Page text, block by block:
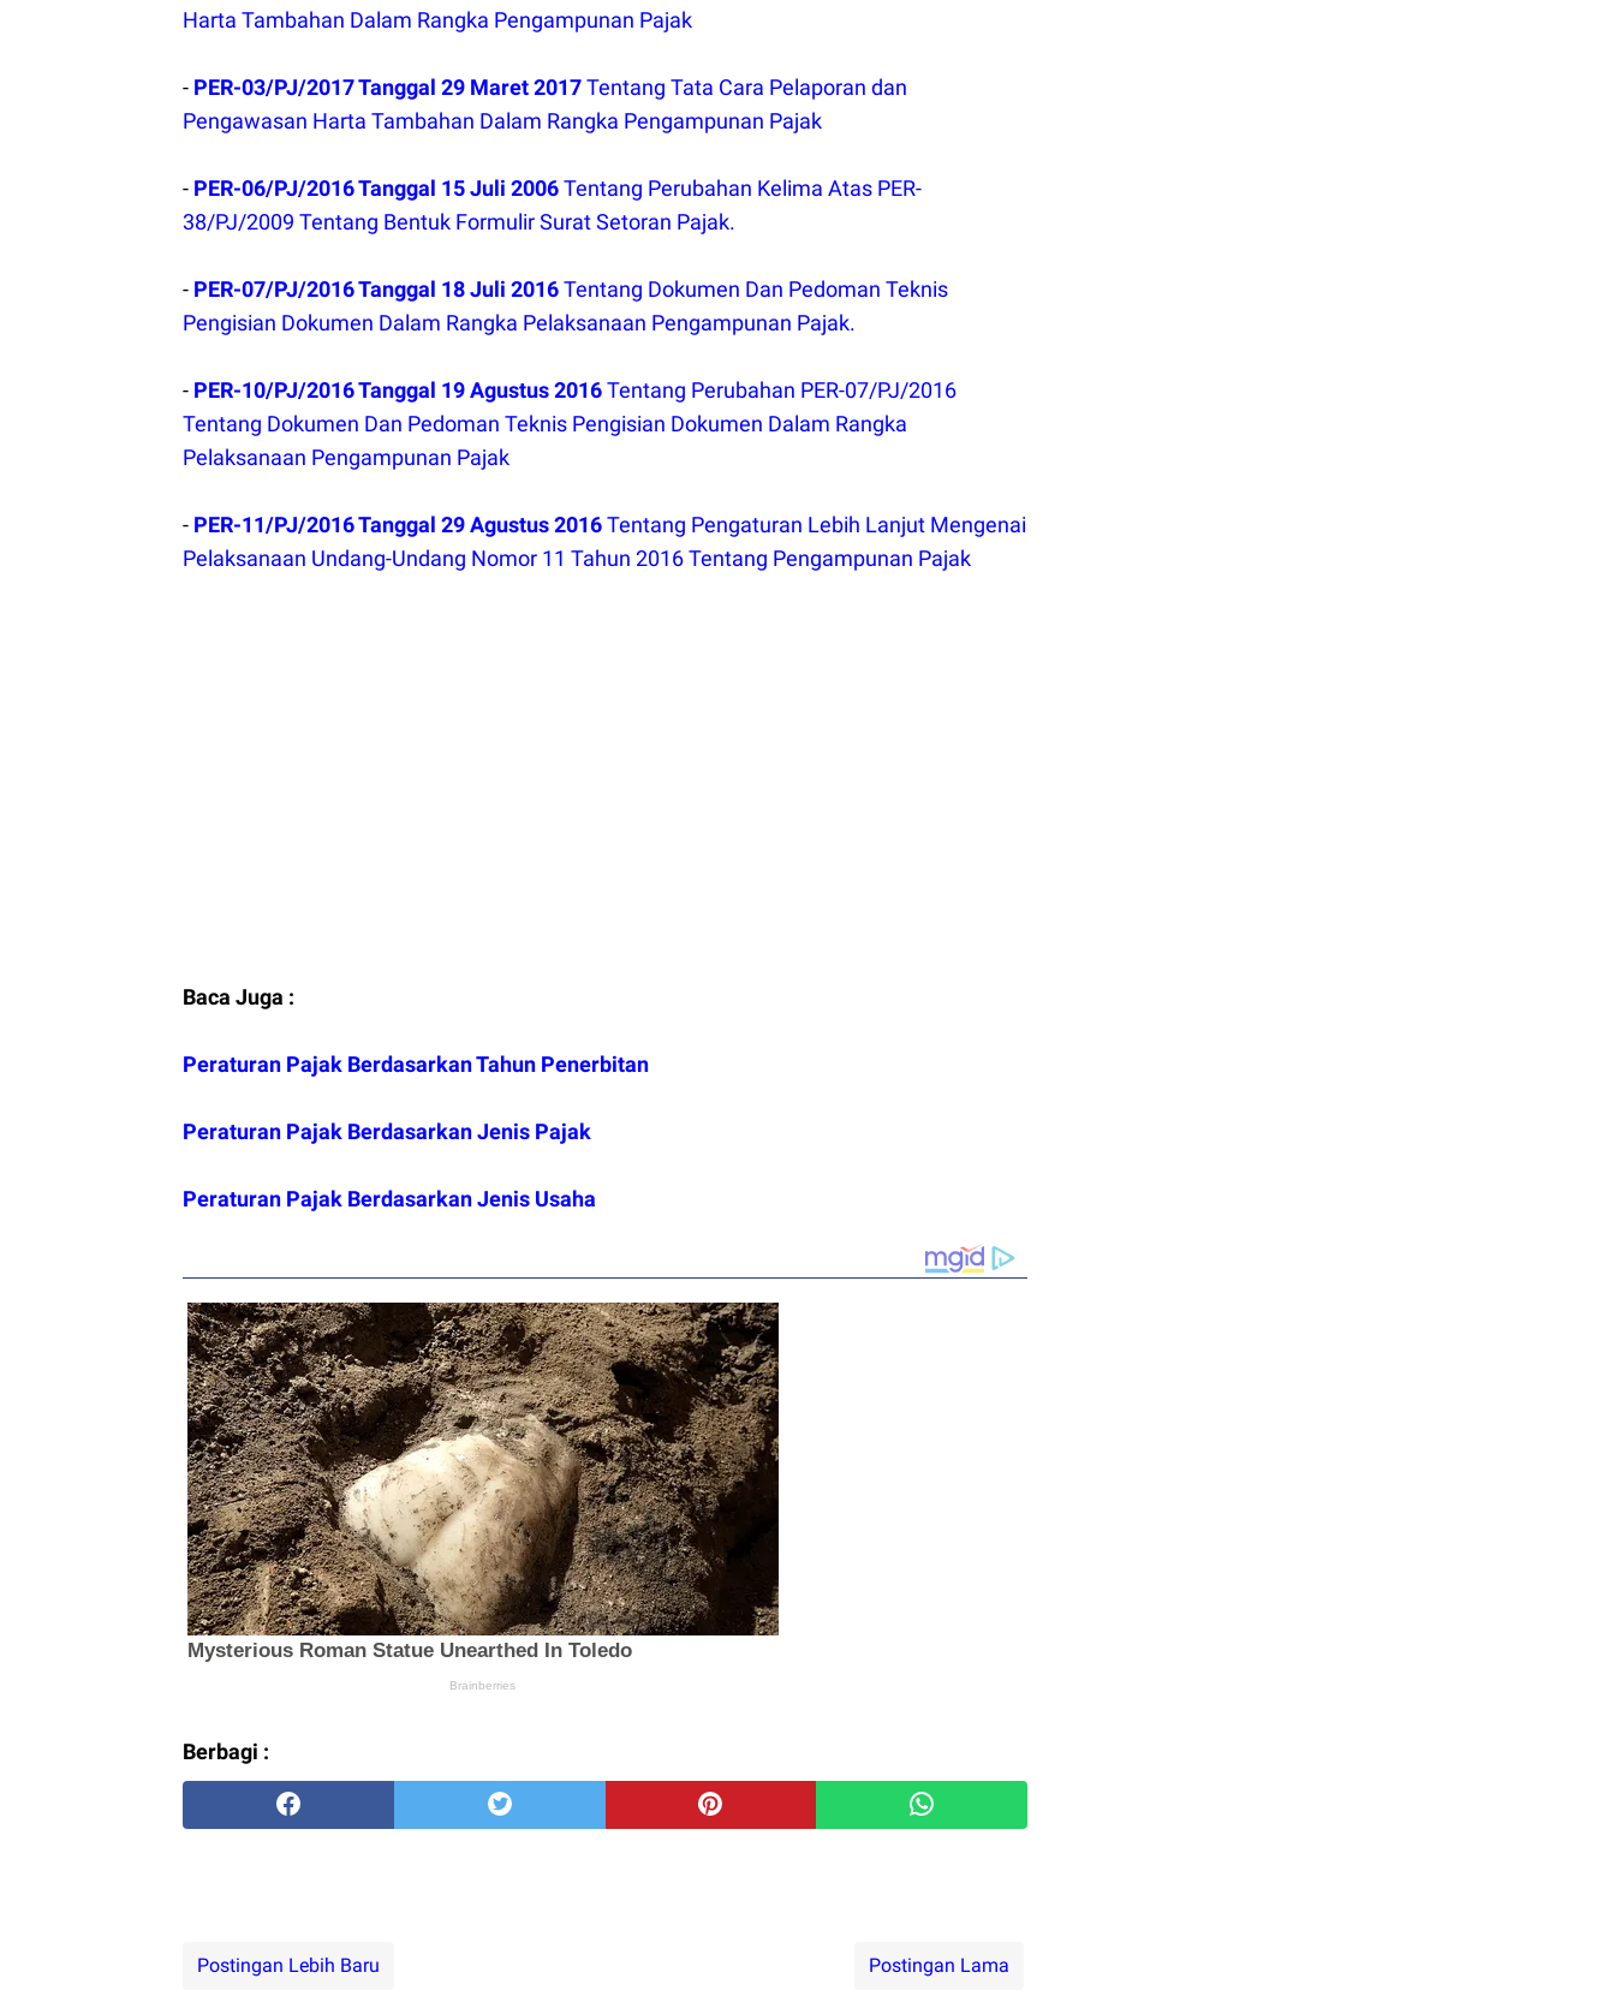
Harta Tambahan Dalam Rangka Pengampunan Pajak
- PER-03/PJ/2017 Tanggal 29 Maret 2017Tentang Tata Cara Pelaporan dan
Pengawasan Harta Tambahan Dalam Rangka Pengampunan Pajak
- PER-06/PJ/2016 Tanggal 15 Juli 2006Tentang Perubahan Kelima Atas PER-
38/PJ/2009 Tentang Bentuk Formulir Surat Setoran Pajak.
- PER-07/PJ/2016 Tanggal 18 Juli 2016Tentang Dokumen Dan Pedoman Teknis
Pengisian Dokumen Dalam Rangka Pelaksanaan Pengampunan Pajak.
- PER-10/PJ/2016 Tanggal 19 Agustus 2016Tentang Perubahan PER-07/PJ/2016
Tentang Dokumen Dan Pedoman Teknis Pengisian Dokumen Dalam Rangka
Pelaksanaan Pengampunan Pajak
- PER-11/PJ/2016 Tanggal 29 Agustus 2016Tentang Pengaturan Lebih Lanjut Mengenai
Pelaksanaan Undang-Undang Nomor 11 Tahun 2016 Tentang Pengampunan Pajak
Baca Juga :
Peraturan Pajak Berdasarkan Tahun Penerbitan
Peraturan Pajak Berdasarkan Jenis Pajak
Peraturan Pajak Berdasarkan Jenis Usaha
Berbagi :
Postingan Lebih Baru Postingan Lama